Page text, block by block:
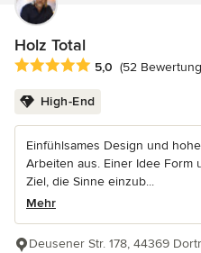
Holz Total
Durchschnittliche Bewertung:
5,0 (52
High-End
Einfühlsames Design und
Arbeiten aus. Einer Idee Form
Ziel, die Sinne einzub...
Mehr
Deusener Str. 178, 44369